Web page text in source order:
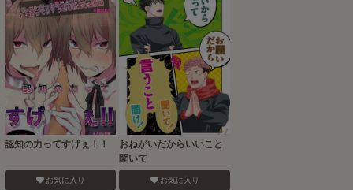
認知の力ってすげぇ！！
お気に入り
おねがいだからいいこと
聞いて
お気に入り